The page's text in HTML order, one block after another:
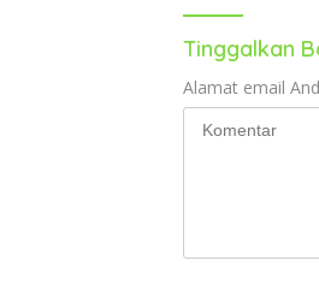
Tinggalkan
Alamat email